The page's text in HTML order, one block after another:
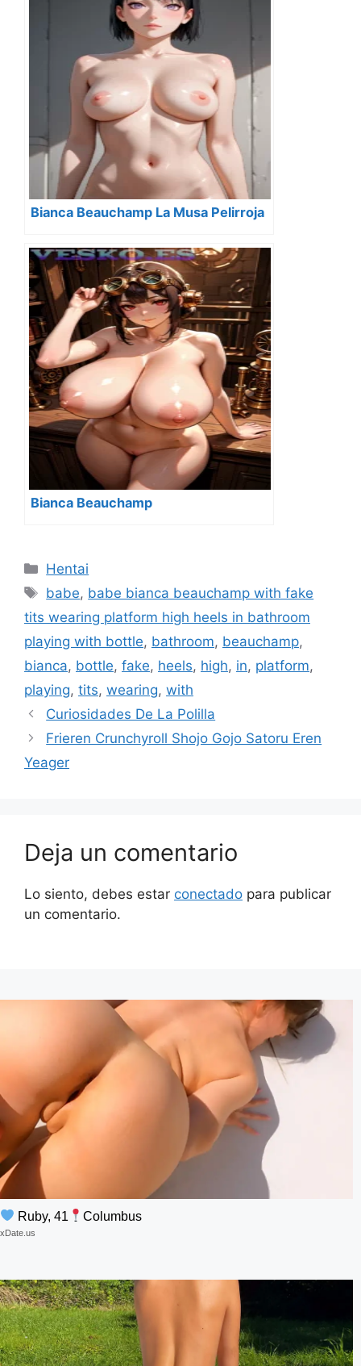
Bianca Beauchamp La Musa Pelirroja
Bianca Beauchamp
Categorías
Hentai
Etiquetas
babe, babe bianca beauchamp with fake
tits wearing platform high heels in bathroom
playing with bottle, bathroom, beauchamp,
bianca, bottle, fake, heels, high, in, platform,
playing, tits, wearing, with
Curiosidades De La Polilla
Frieren Crunchyroll Shojo Gojo Satoru Eren
Yeager
Deja un comentario
Lo siento, debes estar conectado para publicar
un comentario.
Ruby, 41 Columbus
xDate.us